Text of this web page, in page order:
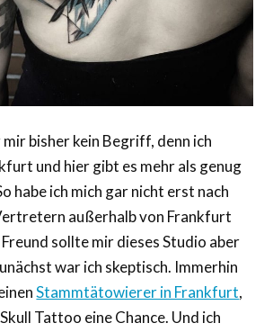
bisher kein Begriff, denn ich
und hier gibt es mehr als genug
habe ich mich gar nicht erst nach
außerhalb von Frankfurt
sollte mir dieses Studio aber
war ich skeptisch. Immerhin
Stammtätowierer in Frankfurt,
Tattoo eine Chance. Und ich